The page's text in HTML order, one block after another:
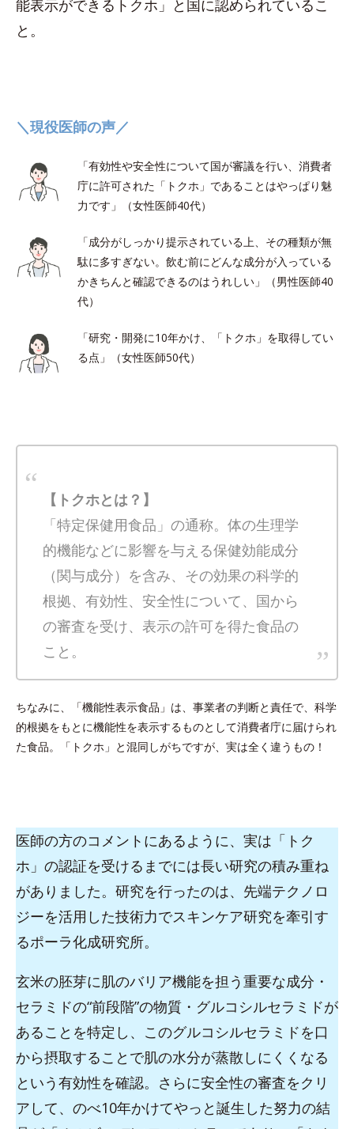
能表示ができるトクホ」と国に認められているこ
と。
＼現役医師の声／
「有効性や安全性について国が審議を行い、消費者
庁に許可された「トクホ」であることはやっぱり魅
力です」（女性医師40代）
「成分がしっかり提示されている上、その種類が無
駄に多すぎない。飲む前にどんな成分が入っている
かきちんと確認できるのはうれしい」（男性医師40
代）
「研究・開発に10年かけ、「トクホ」を取得してい
る点」（女性医師50代）
【トクホとは？】
「特定保健用食品」の通称。体の生理学
的機能などに影響を与える保健効能成分
（関与成分）を含み、その効果の科学的
根拠、有効性、安全性について、国から
の審査を受け、表示の許可を得た食品の
こと。
ちなみに、「機能性表示食品」は、事業者の判断と責任で、科学
的根拠をもとに機能性を表示するものとして消費者庁に届けられ
た食品。「トクホ」と混同しがちですが、実は全く違うもの！
医師の方のコメントにあるように、実は「トク
ホ」の認証を受けるまでには長い研究の積み重ね
がありました。研究を行ったのは、先端テクノロ
ジーを活用した技術力でスキンケア研究を牽引す
るポーラ化成研究所。
玄米の胚芽に肌のバリア機能を担う重要な成分・
セラミドの“前段階”の物質・グルコシルセラミドが
あることを特定し、このグルコシルセラミドを口
から摂取することで肌の水分が蒸散しにくくなる
という有効性を確認。さらに安全性の審査をクリ
アして、のべ10年かけてやっと誕生した努力の結